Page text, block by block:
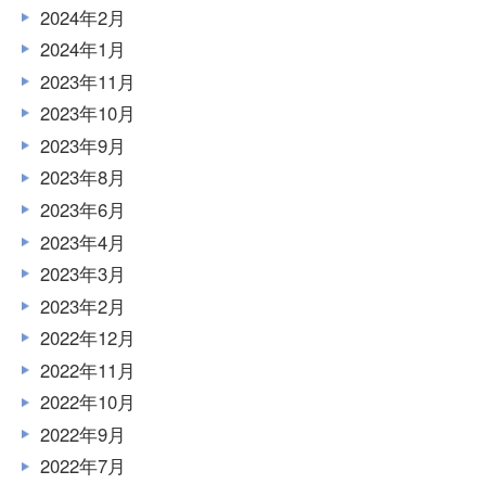
2024年2月
2024年1月
2023年11月
2023年10月
2023年9月
2023年8月
2023年6月
2023年4月
2023年3月
2023年2月
2022年12月
2022年11月
2022年10月
2022年9月
2022年7月